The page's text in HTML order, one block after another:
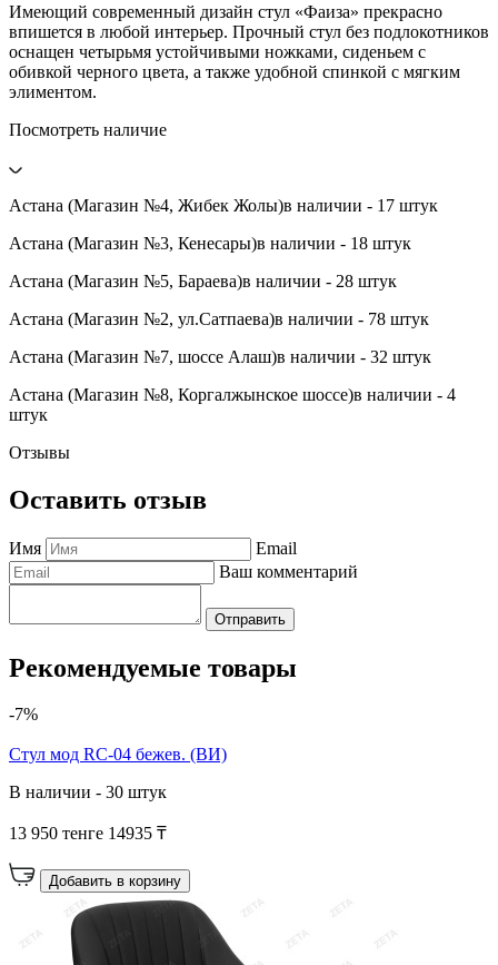
Имеющий современный дизайн стул «Фаиза» прекрасно
впишется в любой интерьер. Прочный стул без подлокотников
оснащен четырьмя устойчивыми ножками, сиденьем с
обивкой черного цвета, а также удобной спинкой с мягким
элиментом.
Посмотреть наличие
Астана (Магазин №4, Жибек Жолы)в наличии - 17 штук
Астана (Магазин №3, Кенесары)в наличии - 18 штук
Астана (Магазин №5, Бараева)в наличии - 28 штук
Астана (Магазин №2, ул.Сатпаева)в наличии - 78 штук
Астана (Магазин №7, шоссе Алаш)в наличии - 32 штук
Астана (Магазин №8, Коргалжынское шоссе)в наличии - 4
штук
Отзывы
Оставить отзыв
Имя
Email
Ваш комментарий
Отправить
Рекомендуемые товары
-7%
Cтул мод RC-04 бежев. (ВИ)
В наличии - 30 штук
13 950 тенге 14935 ₸
Добавить в корзину